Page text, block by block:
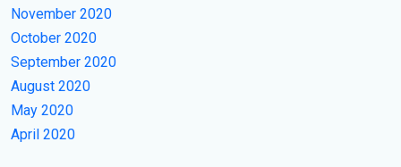
November 2020
October 2020
September 2020
August 2020
May 2020
April 2020